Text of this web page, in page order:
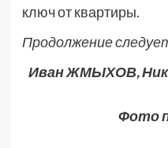
ключ от квартиры.
Продолжение
Иван ЖМЫХОВ,
Фото